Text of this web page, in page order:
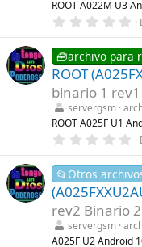
e
l
a
(
s
)
ROOT A022M U3
0
0
0
e
s
t
r
e
l
a
(
s
)
🧰archivo para
ROOT
binario 1 rev1
servergsm
ROOT A025F U1
0
0
0
e
s
t
r
e
l
📂Otros
rev2 Binario 2
servergsm
A025F U2 Android